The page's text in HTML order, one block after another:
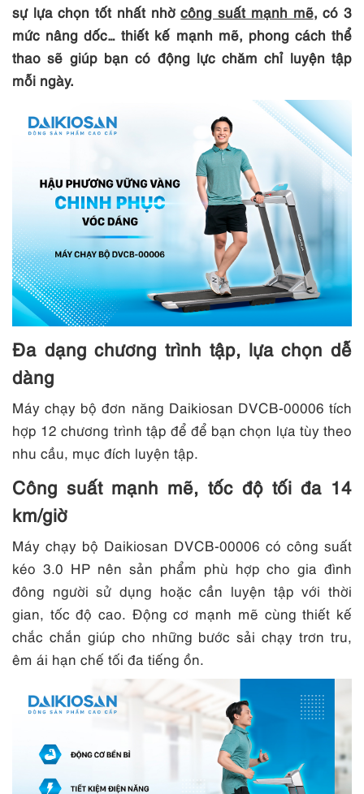
sự lựa chọn tốt nhất nhờcông suất mạnh mẽ, có 3
mức nâng dốc… thiết kế mạnh mẽ, phong cách thể
thao sẽ giúp bạn có động lực chăm chỉ luyện tập
mỗi ngày.
Đa dạng chương trình tập, lựa chọn dễ
dàng
Máy chạy bộ đơn năng Daikiosan DVCB-00006 tích
hợp 12 chương trình tập để để bạn chọn lựa tùy theo
nhu cầu, mục đích luyện tập.
Công suất mạnh mẽ, tốc độ tối đa 14
km/giờ
Máy chạy bộ Daikiosan DVCB-00006 có công suất
kéo 3.0 HP nên sản phẩm phù hợp cho gia đình
đông người sử dụng hoặc cần luyện tập với thời
gian, tốc độ cao. Động cơ mạnh mẽ cùng thiết kế
chắc chắn giúp cho những bước sải chạy trơn tru,
êm ái hạn chế tối đa tiếng ồn.